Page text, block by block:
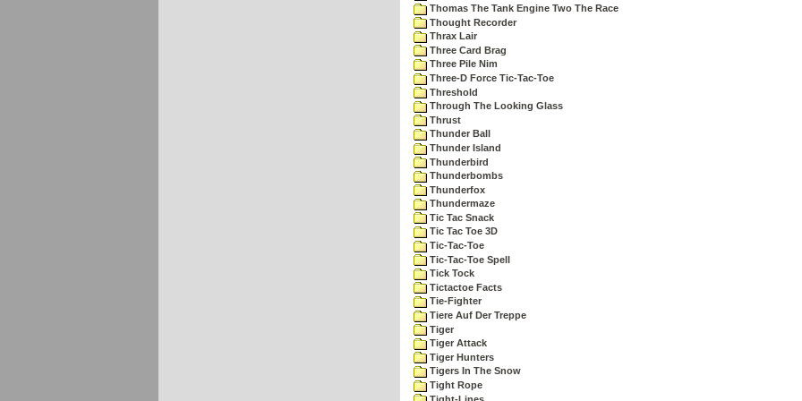
Thomas The Tank Engine Two The Race
Thought Recorder
Thrax Lair
Three Card Brag
Three Pile Nim
Three-D Force Tic-Tac-Toe
Threshold
Through The Looking Glass
Thrust
Thunder Ball
Thunder Island
Thunderbird
Thunderbombs
Thunderfox
Thundermaze
Tic Tac Snack
Tic Tac Toe 3D
Tic-Tac-Toe
Tic-Tac-Toe Spell
Tick Tock
Tictactoe Facts
Tie-Fighter
Tiere Auf Der Treppe
Tiger
Tiger Attack
Tiger Hunters
Tigers In The Snow
Tight Rope
Tight-Lines